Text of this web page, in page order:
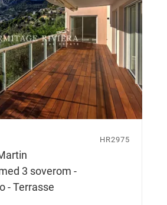
3 soverom -
- Terrasse
HR2975